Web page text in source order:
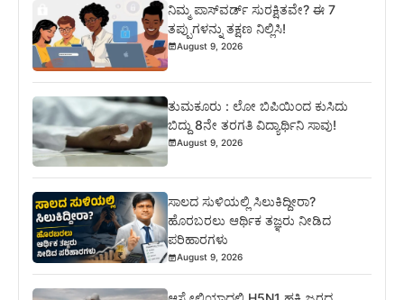
ನಿಮ್ಮ ಪಾಸ್‌ವರ್ಡ್ ಸುರಕ್ಷಿತವೇ? ಈ 7
ತಪ್ಪುಗಳನ್ನು ತಕ್ಷಣ ನಿಲ್ಲಿಸಿ!
August 9, 2026
ತುಮಕೂರು : ಲೋ ಬಿಪಿಯಿಂದ ಕುಸಿದು
ಬಿದ್ದು 8ನೇ ತರಗತಿ ವಿದ್ಯಾರ್ಥಿನಿ ಸಾವು!
August 9, 2026
ಸಾಲದ ಸುಳಿಯಲ್ಲಿ ಸಿಲುಕಿದ್ದೀರಾ?
ಹೊರಬರಲು ಆರ್ಥಿಕ ತಜ್ಞರು ನೀಡಿದ
ಪರಿಹಾರಗಳು
August 9, 2026